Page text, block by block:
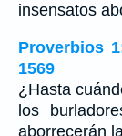
insensatos
Proverbios
1569
¿Hasta
los
aborrecerán